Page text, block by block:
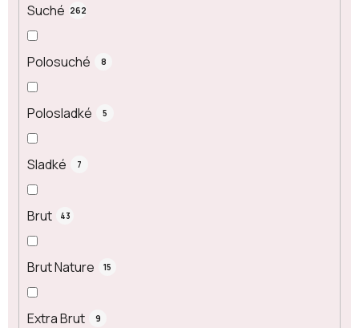
Suché 262
Polosuché 8
Polosladké 5
Sladké 7
Brut 43
Brut Nature 15
Extra Brut 9